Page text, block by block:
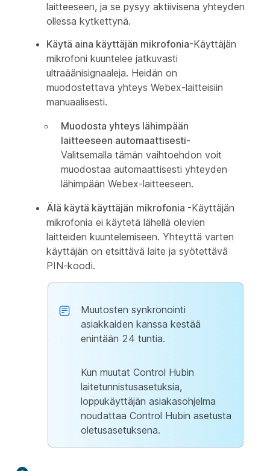
laitteeseen, ja se pysyy aktiivisena yhteyden
ollessa kytkettynä.
Käytä aina käyttäjän mikrofonia-Käyttäjän
mikrofoni kuuntelee jatkuvasti
ultraäänisignaaleja. Heidän on
muodostettava yhteys Webex-laitteisiin
manuaalisesti.
Muodosta yhteys lähimpään
laitteeseen automaattisesti-
Valitsemalla tämän vaihtoehdon voit
muodostaa automaattisesti yhteyden
lähimpään Webex-laitteeseen.
Älä käytä käyttäjän mikrofonia -Käyttäjän
mikrofonia ei käytetä lähellä olevien
laitteiden kuuntelemiseen. Yhteyttä varten
käyttäjän on etsittävä laite ja syötettävä
PIN-koodi.
Muutosten synkronointi
asiakkaiden kanssa kestää
enintään 24 tuntia.
Kun muutat Control Hubin
laitetunnistusasetuksia,
loppukäyttäjän asiakasohjelma
noudattaa Control Hubin asetusta
oletusasetuksena.